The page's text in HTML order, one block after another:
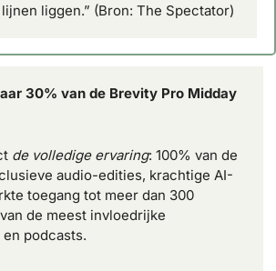
liggen.” (Bron: The Spectator)
30% van de Brevity Pro Midday
de volledige ervaring: 100% van de
audio-edities, krachtige AI-
toegang tot meer dan 300
de meest invloedrijke
podcasts.